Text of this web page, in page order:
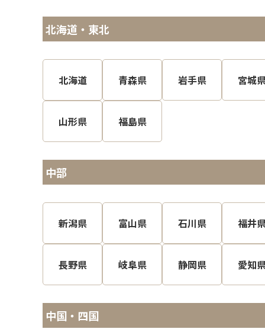
北海道・東北
北海道 青森県 岩手県 宮城
山形県 福島県
中部
新潟県 富山県 石川県 福井
長野県 岐阜県 静岡県 愛知
中国・四国